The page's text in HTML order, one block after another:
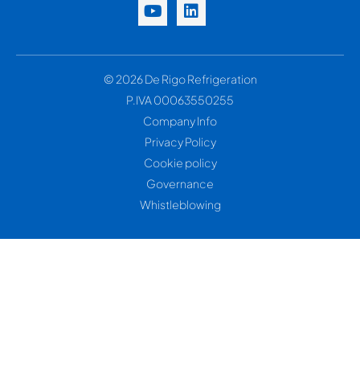
© 2026 De Rigo Refrigeration
P.IVA 00063550255
Company Info
Privacy Policy
Cookie policy
Governance
Whistleblowing